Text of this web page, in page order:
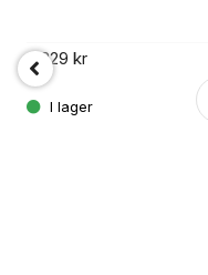
2 329 kr